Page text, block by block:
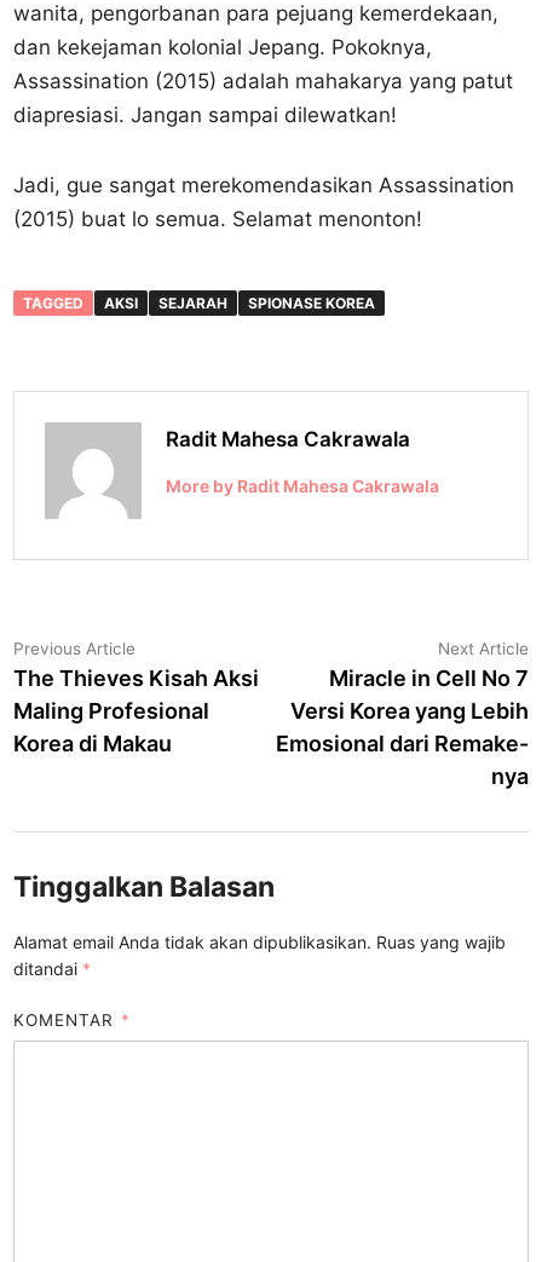
wanita, pengorbanan para pejuang kemerdekaan,
dan kekejaman kolonial Jepang. Pokoknya,
Assassination (2015) adalah mahakarya yang patut
diapresiasi. Jangan sampai dilewatkan!
Jadi, gue sangat merekomendasikan Assassination
(2015) buat lo semua. Selamat menonton!
TAGGED AKSI SEJARAH SPIONASE KOREA
Radit Mahesa Cakrawala
More by Radit Mahesa Cakrawala
Navigasi
pos
Previous Article
article:
The Thieves Kisah Aksi
Maling Profesional
Korea di Makau
Next Article
Miracle in Cell No 7
Versi Korea yang Lebih
Emosional dari Remake-
nya
Tinggalkan Balasan
Alamat email Anda tidak akan dipublikasikan. Ruas yang wajib
ditandai *
KOMENTAR *